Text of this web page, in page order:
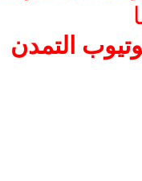
التمدن